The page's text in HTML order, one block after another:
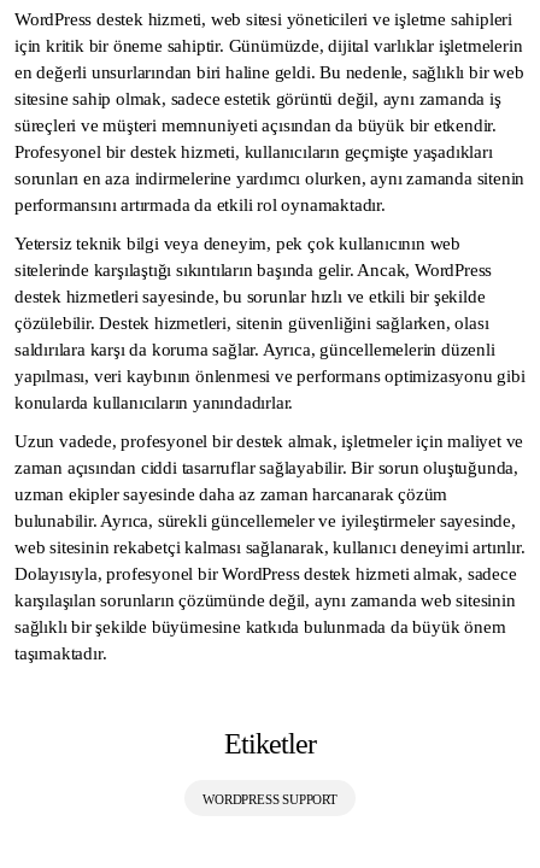
WordPress destek hizmeti, web sitesi yöneticileri ve işletme sahipleri
için kritik bir öneme sahiptir. Günümüzde, dijital varlıklar işletmelerin
en değerli unsurlarından biri haline geldi. Bu nedenle, sağlıklı bir web
sitesine sahip olmak, sadece estetik görüntü değil, aynı zamanda iş
süreçleri ve müşteri memnuniyeti açısından da büyük bir etkendir.
Profesyonel bir destek hizmeti, kullanıcıların geçmişte yaşadıkları
sorunları en aza indirmelerine yardımcı olurken, aynı zamanda sitenin
performansını artırmada da etkili rol oynamaktadır.
Yetersiz teknik bilgi veya deneyim, pek çok kullanıcının web
sitelerinde karşılaştığı sıkıntıların başında gelir. Ancak, WordPress
destek hizmetleri sayesinde, bu sorunlar hızlı ve etkili bir şekilde
çözülebilir. Destek hizmetleri, sitenin güvenliğini sağlarken, olası
saldırılara karşı da koruma sağlar. Ayrıca, güncellemelerin düzenli
yapılması, veri kaybının önlenmesi ve performans optimizasyonu gibi
konularda kullanıcıların yanındadırlar.
Uzun vadede, profesyonel bir destek almak, işletmeler için maliyet ve
zaman açısından ciddi tasarruflar sağlayabilir. Bir sorun oluştuğunda,
uzman ekipler sayesinde daha az zaman harcanarak çözüm
bulunabilir. Ayrıca, sürekli güncellemeler ve iyileştirmeler sayesinde,
web sitesinin rekabetçi kalması sağlanarak, kullanıcı deneyimi artırılır.
Dolayısıyla, profesyonel bir WordPress destek hizmeti almak, sadece
karşılaşılan sorunların çözümünde değil, aynı zamanda web sitesinin
sağlıklı bir şekilde büyümesine katkıda bulunmada da büyük önem
taşımaktadır.
Etiketler
WORDPRESS SUPPORT